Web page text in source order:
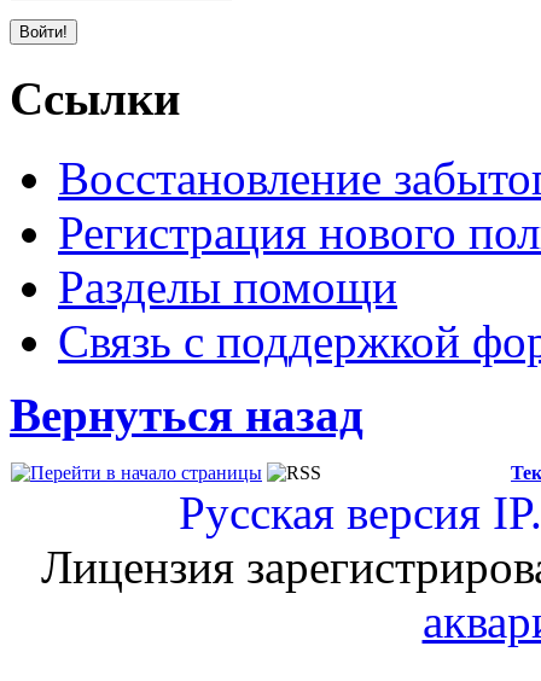
Ссылки
Восстановление
Регистрация нового
Разделы помощи
Связь с поддержкой
Вернуться назад
Русская версия
Лицензия